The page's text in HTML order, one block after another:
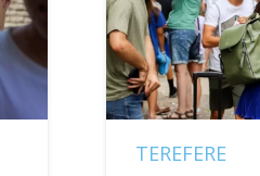
TEREFERE